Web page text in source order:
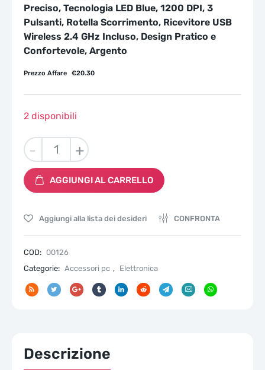
Preciso, Tecnologia LED Blue, 1200 DPI, 3
Pulsanti, Rotella Scorrimento, Ricevitore USB
Wireless 2.4 GHz Incluso, Design Pratico e
Confortevole, Argento
€20.30
Prezzo Affare
2 disponibili
-
PC
Z3700
Mouse
Sensore
Preciso,
Tecnologia
Blue,
1200
DPI,
Scorrimento,
+
AGGIUNGI AL CARRELLO
Aggiungi alla lista dei desideri CONFRONTA
COD: 00126
Categorie: Accessori pc , Elettronica
Descrizione